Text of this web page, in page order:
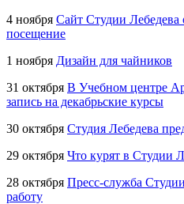
4 ноября Сайт Студии
посещение
1 ноября Дизайн для чайников
31 октября В Учебном центре
запись на декабрьские курсы
30 октября Студия Лебедева
29 октября Что курят в Студии
28 октября Пресс-служба
работу